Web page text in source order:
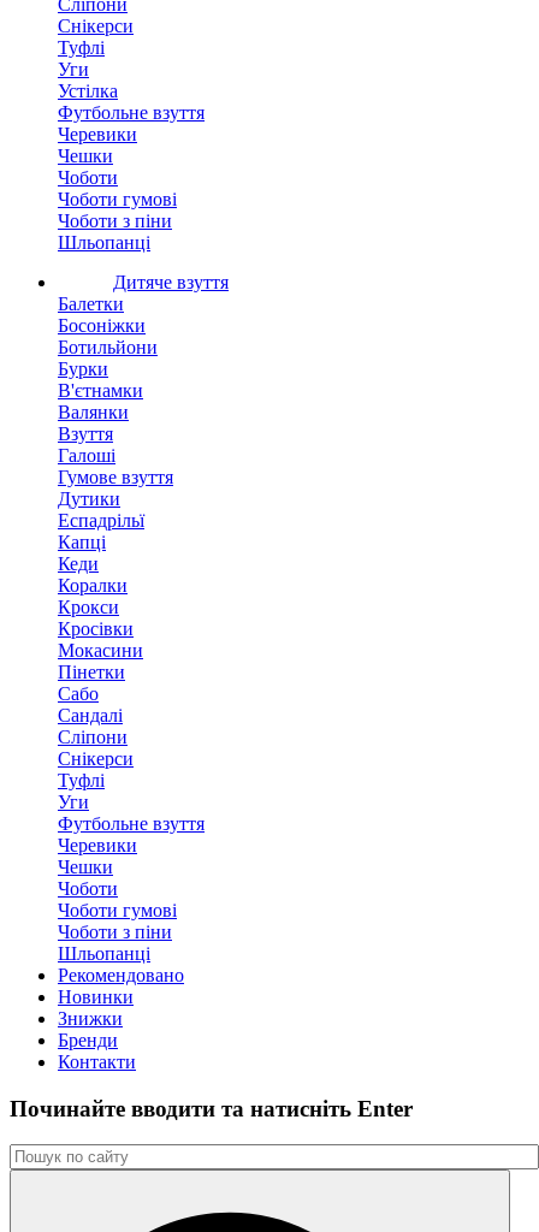
Сліпони
Снікерси
Туфлі
Уги
Устілка
Футбольне взуття
Черевики
Чешки
Чоботи
Чоботи гумові
Чоботи з піни
Шльопанці
Дитяче взуття
Балетки
Босоніжки
Ботильйони
Бурки
В'єтнамки
Валянки
Взуття
Галоші
Гумове взуття
Дутики
Еспадрільї
Капці
Кеди
Коралки
Крокси
Кросівки
Мокасини
Пінетки
Сабо
Сандалі
Сліпони
Снікерси
Туфлі
Уги
Футбольне взуття
Черевики
Чешки
Чоботи
Чоботи гумові
Чоботи з піни
Шльопанці
Рекомендовано
Новинки
Знижки
Бренди
Контакти
Починайте вводити та натиснiть Enter